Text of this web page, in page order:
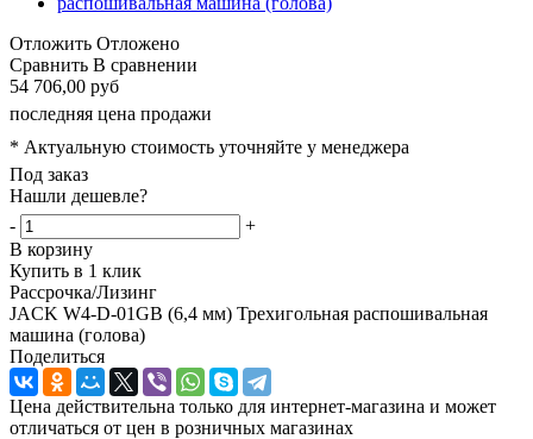
Отложить Отложено
Сравнить В сравнении
54 706,00 руб
последняя цена продажи
* Актуальную стоимость уточняйте у менеджера
Под заказ
Нашли дешевле?
-
+
В корзину
Купить в 1 клик
Рассрочка/Лизинг
JACK W4-D-01GB (6,4 мм) Трехигольная распошивальная
машина (голова)
Поделиться
Цена действительна только для интернет-магазина и может
отличаться от цен в розничных магазинах